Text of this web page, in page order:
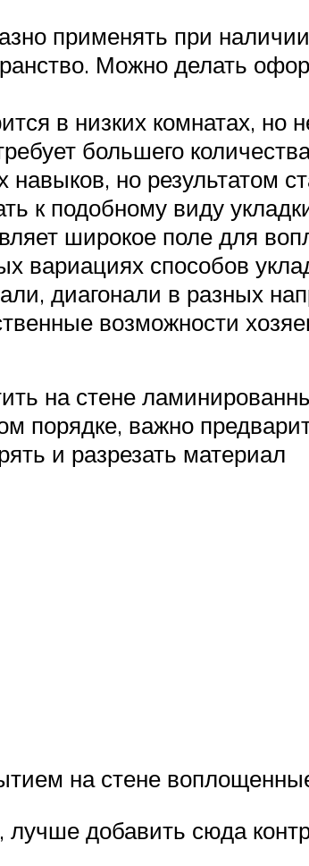
применять при
Можно делать
в низких комнатах, но
большего
но результатом
к подобному виду
широкое поле для
вариациях способов
диагонали в разных
возможности
на стене
порядке, важно
и разрезать материал
на стене
лучше добавить сюда